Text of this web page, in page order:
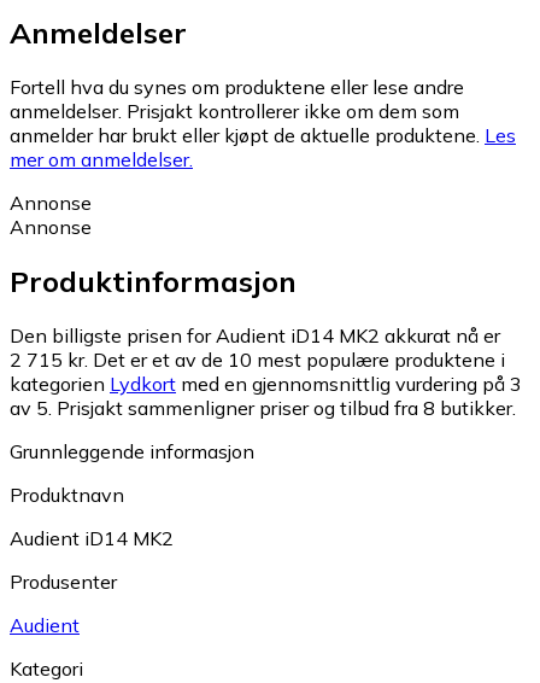
Anmeldelser
Fortell hva du synes om produktene eller lese andre
anmeldelser. Prisjakt kontrollerer ikke om dem som
anmelder har brukt eller kjøpt de aktuelle produktene. Les
mer om anmeldelser.
Annonse
Annonse
Produktinformasjon
Den billigste prisen for Audient iD14 MK2 akkurat nå er
2 715 kr. Det er et av de 10 mest populære produktene i
kategorien Lydkort med en gjennomsnittlig vurdering på 3
av 5. Prisjakt sammenligner priser og tilbud fra 8 butikker.
Grunnleggende informasjon
Produktnavn
Audient iD14 MK2
Produsenter
Audient
Kategori